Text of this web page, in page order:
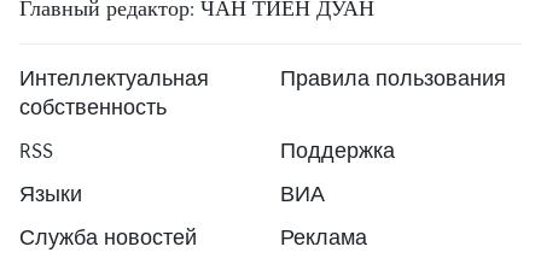
Главный редактор: ЧАН ТИЕН ДУАН
Интеллектуальная
собственность
Правила пользования
RSS
Поддержка
Языки
ВИА
Служба новостей
Реклама